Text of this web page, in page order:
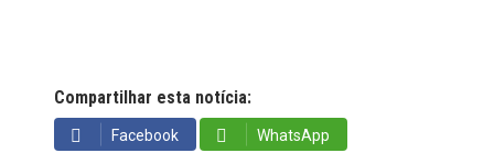
Compartilhar esta notícia:
Facebook
WhatsApp